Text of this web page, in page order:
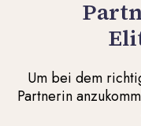
Um bei dem
Partnerin